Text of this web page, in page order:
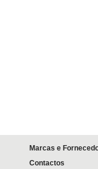
Marcas e
Contactos